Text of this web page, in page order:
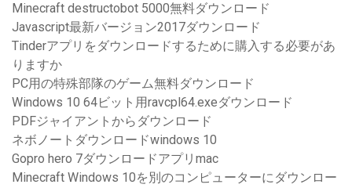
Minecraft destructobot 5000無料ダウンロード
Javascript最新バージョン2017ダウンロード
Tinderアプリをダウンロードするために購入する必要があ
りますか
PC用の特殊部隊のゲーム無料ダウンロード
Windows 10 64ビット用ravcpl64.exeダウンロード
PDFジャイアントからダウンロード
ネボノートダウンロードwindows 10
Gopro hero 7ダウンロードアプリmac
Minecraft Windows 10を別のコンピューターにダウンロー